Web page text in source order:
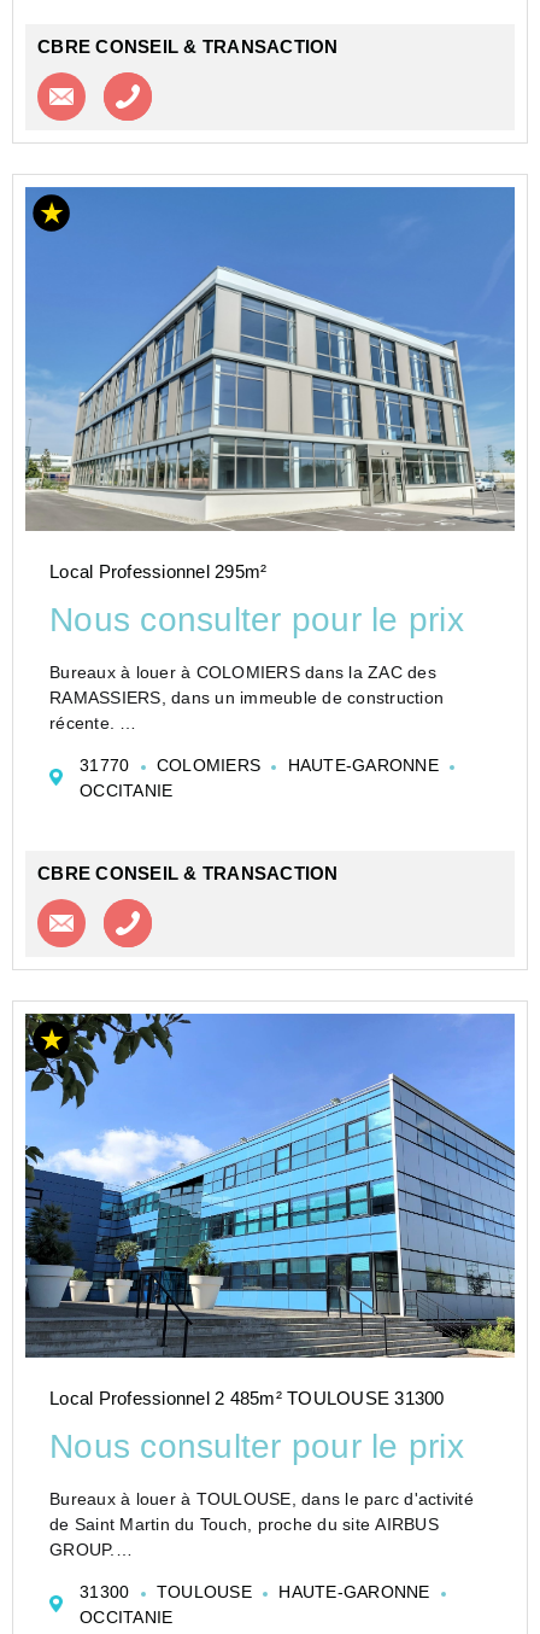
CBRE CONSEIL & TRANSACTION
Contacter l'agence
Local Professionnel 295m²
Nous consulter pour le prix
Bureaux à louer à COLOMIERS dans la ZAC des
RAMASSIERS, dans un immeuble de construction
récente.
Locaux loués en l'état , cloisonnés et climatisés.
Immeuble sécurisé : visiophone dans chaque lot.
31770 COLOMIERS
HAUTE-GARONNE
OCCITANIE
CBRE CONSEIL & TRANSACTION
Contacter l'agence
Local Professionnel 2 485m² TOULOUSE 31300
Nous consulter pour le prix
Bureaux à louer à TOULOUSE, dans le parc d'activité
de Saint Martin du Touch, proche du site AIRBUS
GROUP.
Possibilité plusieurs lots à partir de 236 m² jusqu'à un
étage complet de 1 610 m² .
31300 TOULOUSE
HAUTE-GARONNE
OCCITANIE